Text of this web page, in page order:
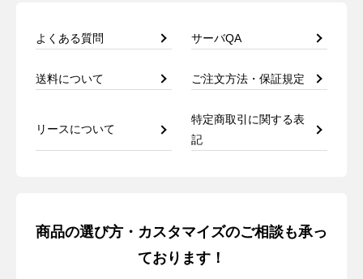
よくある質問 サーバQA
送料について ご注文方法・保証規定
リースについて
特定商取引に関する表
記
商品の選び方・カスタマイズのご相談も承っ
ております！